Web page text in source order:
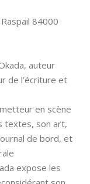
84000
auteur
de l’écriture et
en scène
textes, son art,
de bord, et
expose les